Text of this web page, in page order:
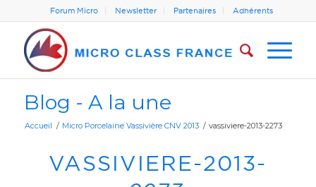
Forum Micro Newsletter Partenaires Adhérents
Blog - A la une
Accueil / Micro Porcelaine Vassivière CNV 2013 / vassiviere-2013-2273
VASSIVIERE-2013-